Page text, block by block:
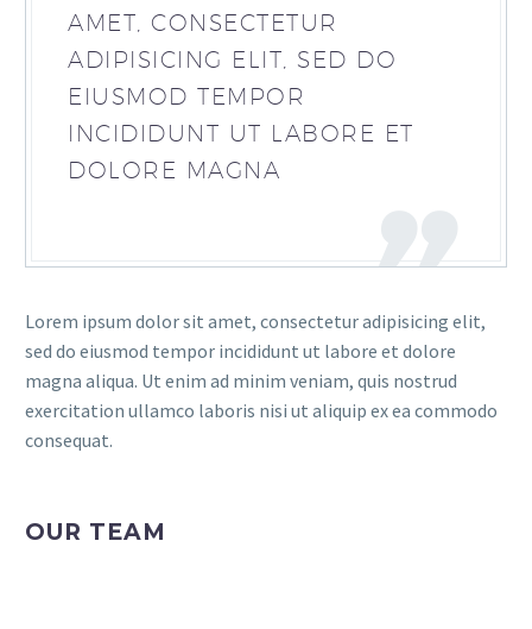
AMET, CONSECTETUR
ADIPISICING ELIT, SED DO
EIUSMOD TEMPOR
INCIDIDUNT UT LABORE ET
DOLORE MAGNA
Lorem ipsum dolor sit amet, consectetur adipisicing elit,
sed do eiusmod tempor incididunt ut labore et dolore
magna aliqua. Ut enim ad minim veniam, quis nostrud
exercitation ullamco laboris nisi ut aliquip ex ea commodo
consequat.
OUR TEAM